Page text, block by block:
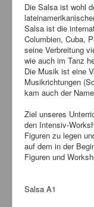
Die Salsa ist wohl
Salsa ist die
Columbien, Cuba,
seine Verbreitung
wie auch im Tanz
Die Musik ist eine
Musikrichtungen
kam auch der
Ziel unseres
den Intensiv-
Figuren zu legen
auf dem in der
Figuren und
Salsa A1